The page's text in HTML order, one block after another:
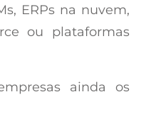
ERPs na nuvem,
ou plataformas
ainda os